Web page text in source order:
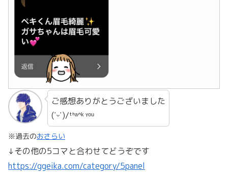
ご感想ありがとうございました
(˙ᵕ˙)/ᵗᑋᵃᐢᵏ ᵞᵒᵘ
※過去のおさらい
↓その他の5コマと合わせてどうぞです
https://ggeika.com/category/5panel